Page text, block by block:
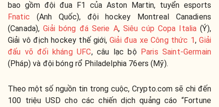
bao gồm đội đua F1 của Aston Martin, tuyển esports
Fnatic (Anh Quốc), đội hockey Montreal Canadiens
(Canada),Giải bóng đá Serie A, Siêu cúp Copa Italia (Ý),
Giải vô địch hockey thế giới,Giải đua xe Công thức 1,Giải
đấu võ đối kháng UFC, câu lạc bộ Paris Saint-Germain
(Pháp) và đội bóng rổ Philadelphia 76ers (Mỹ).
Theo một số nguồn tin trong cuộc, Crypto.com sẽ chi đến
100 triệu USD cho các chiến dịch quảng cáo “Fortune